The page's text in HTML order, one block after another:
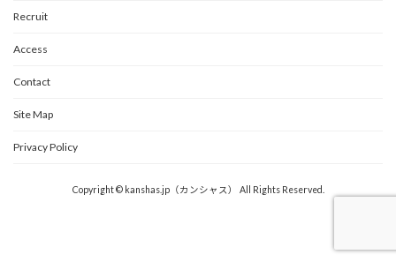
Recruit
Access
Contact
Site Map
Privacy Policy
Copyright © kanshas.jp（カンシャス） All Rights Reserved.